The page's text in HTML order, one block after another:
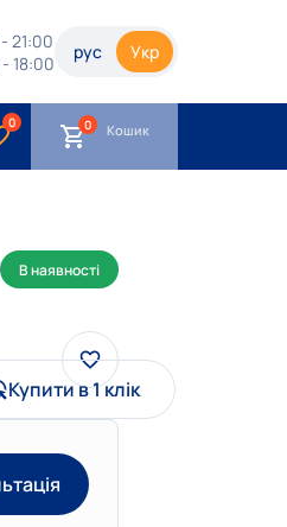
21:00
18:00
рус Укр
0 Кошик
В наявності
Купити в 1 клік